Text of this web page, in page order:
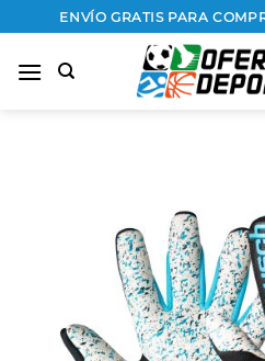
al
contenido
ENVÍO GRATIS PARA